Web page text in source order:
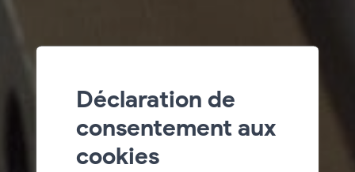
Déclaration de
consentement aux
cookies